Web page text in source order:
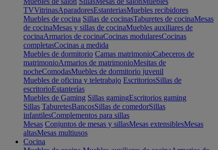
TVVitrinasAparadoresEstanteriasMuebles recibidores
Muebles de cocina Sillas de cocinasTaburetes de cocinaMesas
de cocinaMesas y sillas de cocinaMuebles auxiliares de
cocinaArmarios de cocinaCocinas modularesCocinas
completasCocinas a medida
Muebles de dormitorio Camas matrimonioCabeceros de
matrimonioArmarios de matrimonioMesitas de
nocheComodasMuebles de dormitorio juvenil
Muebles de oficina y teletrabajo EscritoriosSillas de
escritorioEstanterías
Muebles de Gaming Sillas gamingEscritorios gaming
Sillas TaburetesBancosSillas de comedorSillas
infantilesComplementos para sillas
Mesas Conjuntos de mesas y sillasMesas extensiblesMesas
altasMesas multiusos
Cocina